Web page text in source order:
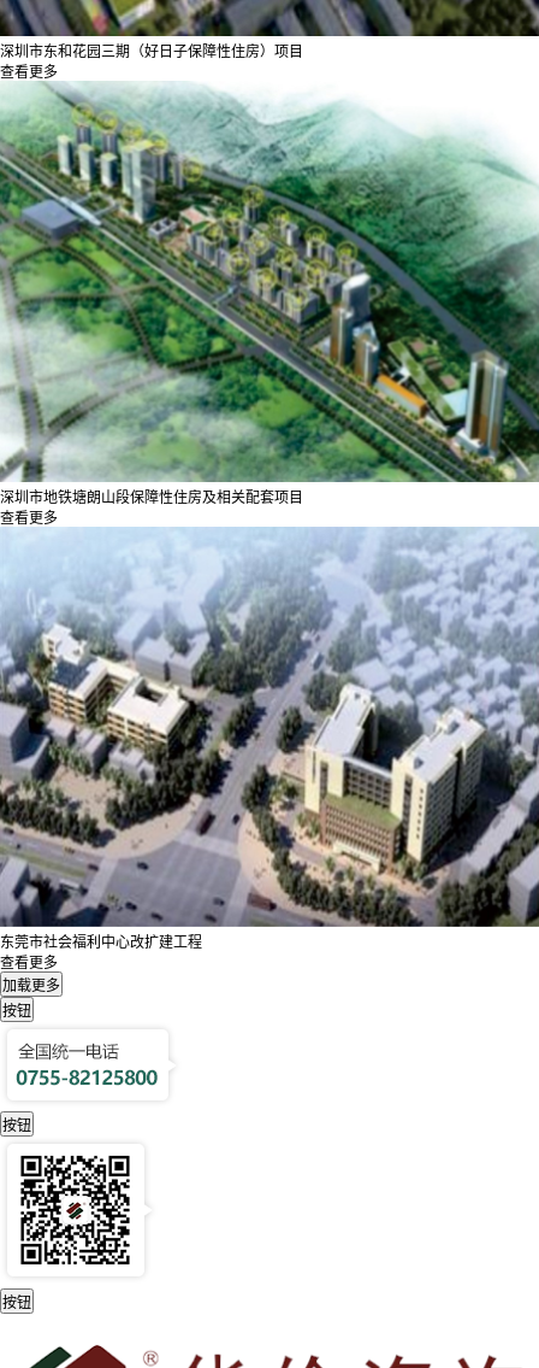
深圳市东和花园三期（好日子保障性住房）项目
查看更多
深圳市地铁塘朗山段保障性住房及相关配套项目
查看更多
东莞市社会福利中心改扩建工程
查看更多